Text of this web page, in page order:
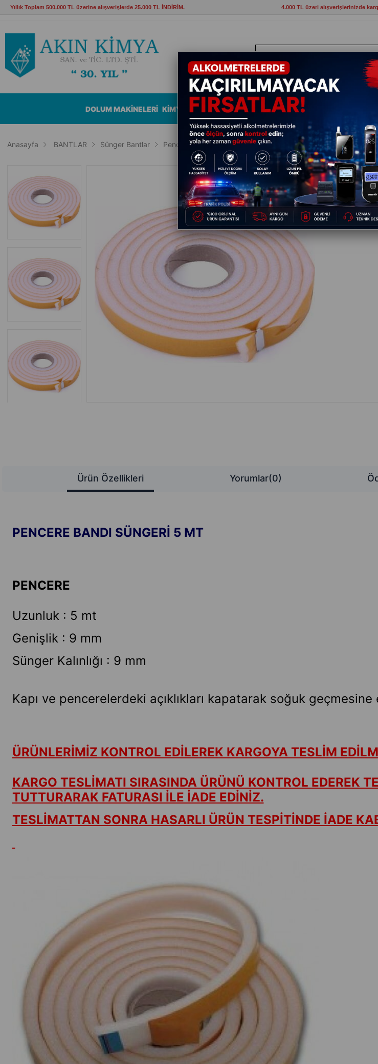
Yıllık Toplam 500.000 TL üzerine alışverişlerde 25.000 TL İNDİRİM. 4.000 TL üzeri alışverişlerinizde
DOLUM MAKİNELERİ KİMYASALLAR BANTLAR HIRDAVAT ELEKTRİKLİ ALETLER
Anasayfa BANTLAR Sünger Bantlar Pencere Sünger Bandı Rüzgar Önleyici İzolasyon Bant 9mm X
Ürün Özellikleri Yorumlar(0)
PENCERE BANDI SÜNGERİ 5 MT
PENCERE
Uzunluk : 5 mt
Genişlik : 9 mm
Sünger Kalınlığı : 9 mm
Kapı ve pencerelerdeki açıklıkları kapatarak soğuk
ÜRÜNLERİMİZ KONTROL EDİLEREK KARGOYA TESLİM
KARGO TESLİMATI SIRASINDA ÜRÜNÜ KONTROL EDEREK
TUTTURARAK FATURASI İLE İADE EDİNİZ.
TESLİMATTAN SONRA HASARLI ÜRÜN TESPİTİNDE İADE